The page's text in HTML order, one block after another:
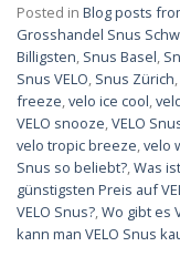
Posted in Blog posts
Grosshandel Snus
Billigsten, Snus Basel,
Snus VELO, Snus Zürich,
freeze,velo ice cool,
VELO snooze,VELO
velo tropic breeze,velo
Snus so beliebt?,Was
günstigsten Preis auf
VELO Snus?,Wo gibt es
kann man VELO Snus